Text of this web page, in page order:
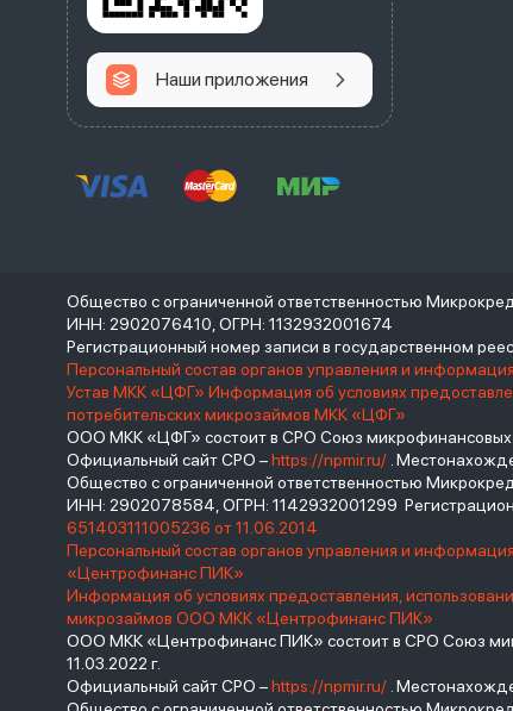
Наши приложения
Общество с ограниченной ответственностью
ИНН: 2902076410, ОГРН: 1132932001674
Регистрационный номер записи в государственном
Персональный состав органов управления и
Устав МКК «ЦФГ» Информация об условиях
потребительских микрозаймов МКК «ЦФГ»
ООО МКК «ЦФГ» состоит в СРО Союз микрофинансовых
Официальный сайт СРО –https://npmir.ru/ .
Общество с ограниченной ответственностью
ИНН: 2902078584, ОГРН: 1142932001299
651403111005236 от 11.06.2014
Персональный состав органов управления и
«Центрофинанс ПИК»
Информация об условиях предоставления,
микрозаймов ООО МКК «Центрофинанс ПИК»
ООО МКК «Центрофинанс ПИК» состоит в СРО Союз
11.03.2022 г.
Официальный сайт СРО –https://npmir.ru/ .